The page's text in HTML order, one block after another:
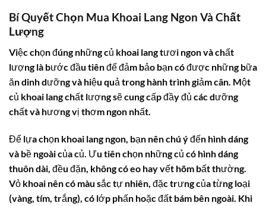
Bí Quyết Chọn Mua Khoai Lang Ngon Và Chất
Lượng
Việc chọn đúng những củ khoai lang tươi ngon và chất
lượng là bước đầu tiên để đảm bảo bạn có được những bữa
ăn dinh dưỡng và hiệu quả trong hành trình giảm cân. Một
củ khoai lang chất lượng sẽ cung cấp đầy đủ các dưỡng
chất và hương vị thơm ngon nhất.
Để lựa chọn khoai lang ngon, bạn nên chú ý đến hình dáng
và bề ngoài của củ. Ưu tiên chọn những củ có hình dáng
thuôn dài, đều đặn, không có eo hay vết hõm bất thường.
Vỏ khoai nên có màu sắc tự nhiên, đặc trưng của từng loại
(vàng, tím, trắng), có lớp phấn hoặc đất bám bên ngoài. Khi